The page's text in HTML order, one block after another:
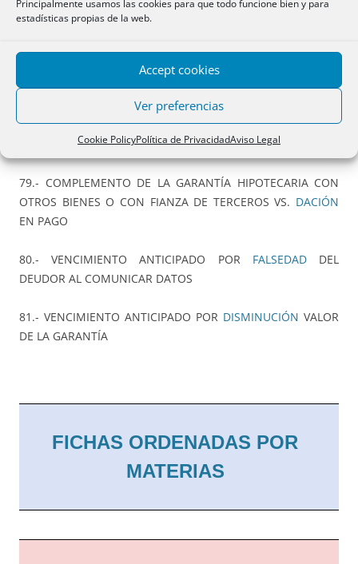
Principalmente usamos las cookies para que todo funcione bien y para
estadísticas propias de la web.
Accept cookies
Ver preferencias
Cookie PolicyPolítica de PrivacidadAviso Legal
57.- DETERMINACIÓN DELSALDO (3ª entrega)
60.- CLÁUSULA DE LOS360 DÍAS(3ª entrega)
78.- CUMPLIMIENTO DEBERES DEINFORMACIÓN NOTARIAL
EN LA CONTRATACIÓN DE PRÉSTAMOS HIPOTECARIOS
79.- COMPLEMENTO DE LA GARANTÍA HIPOTECARIA CON
OTROS BIENES O CON FIANZA DE TERCEROS VS. DACIÓN
EN PAGO
80.- VENCIMIENTO ANTICIPADO POR FALSEDADDEL
DEUDOR AL COMUNICAR DATOS
81.- VENCIMIENTO ANTICIPADO POR DISMINUCIÓN VALOR
DE LA GARANTÍA
FICHAS ORDENADAS POR
MATERIAS